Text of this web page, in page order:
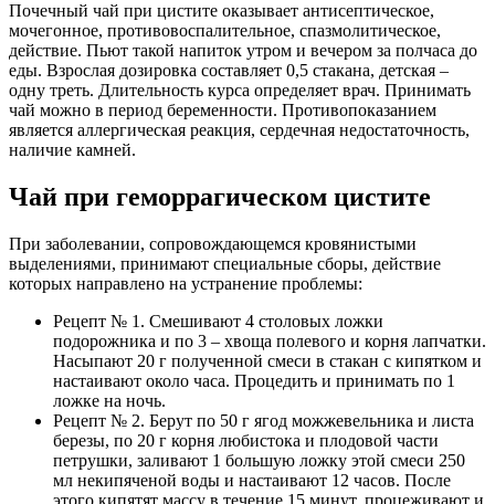
Почечный чай при цистите оказывает антисептическое,
мочегонное, противовоспалительное, спазмолитическое,
действие. Пьют такой напиток утром и вечером за полчаса до
еды. Взрослая дозировка составляет 0,5 стакана, детская –
одну треть. Длительность курса определяет врач. Принимать
чай можно в период беременности. Противопоказанием
является аллергическая реакция, сердечная недостаточность,
наличие камней.
Чай при геморрагическом цистите
При заболевании, сопровождающемся кровянистыми
выделениями, принимают специальные сборы, действие
которых направлено на устранение проблемы:
Рецепт № 1. Смешивают 4 столовых ложки
подорожника и по 3 – хвоща полевого и корня лапчатки.
Насыпают 20 г полученной смеси в стакан с кипятком и
настаивают около часа. Процедить и принимать по 1
ложке на ночь.
Рецепт № 2. Берут по 50 г ягод можжевельника и листа
березы, по 20 г корня любистока и плодовой части
петрушки, заливают 1 большую ложку этой смеси 250
мл некипяченой воды и настаивают 12 часов. После
этого кипятят массу в течение 15 минут, процеживают и